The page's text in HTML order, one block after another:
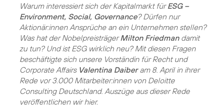
Warum interessiert sich der Kapitalmarkt fürESG –
Environment, Social, Governance? Dürfen nur
Aktionär:innen Ansprüche an ein Unternehmen stellen?
Was hat der NobelpreisträgerMilton Friedmandamit
zu tun? Und ist ESG wirklich neu? Mit diesen Fragen
beschäftigte sich unsere Vorständin für Recht und
Corporate Affairs Valentina Daiberam 8. April in ihrer
Rede vor 3.000 Mitarbeiter:innen von Deloitte
Consulting Deutschland. Auszüge aus dieser Rede
veröffentlichen wir hier.